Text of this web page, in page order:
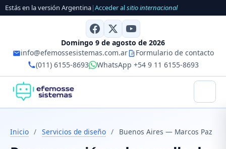
Estás en la versión Argentina|Acceder alsitio internacional
Domingo 9 de agosto de 2026
info@efemossesistemas.com.ar
Formulario de contacto
(011) 6155-8693
WhatsApp +54 9 11 6155-8693
Inicio / Servicios de diseño / Buenos Aires — Marcos Paz